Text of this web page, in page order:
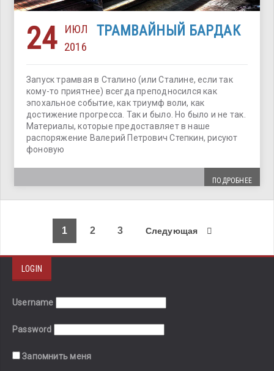
24 ИЮЛ
2016
ТРАМВАЙНЫЙ БАРДАК
Запуск трамвая в Сталино (или Сталине, если так
кому-то приятнее) всегда преподносился как
эпохальное событие, как триумф воли, как
достижение прогресса. Так и было. Но было и не так.
Материалы, которые предоставляет в наше
распоряжение Валерий Петрович Степкин, рисуют
фоновую
ПОДРОБНЕЕ
1 2 3 Следующая
LOGIN
Username
Password
Запомнить меня